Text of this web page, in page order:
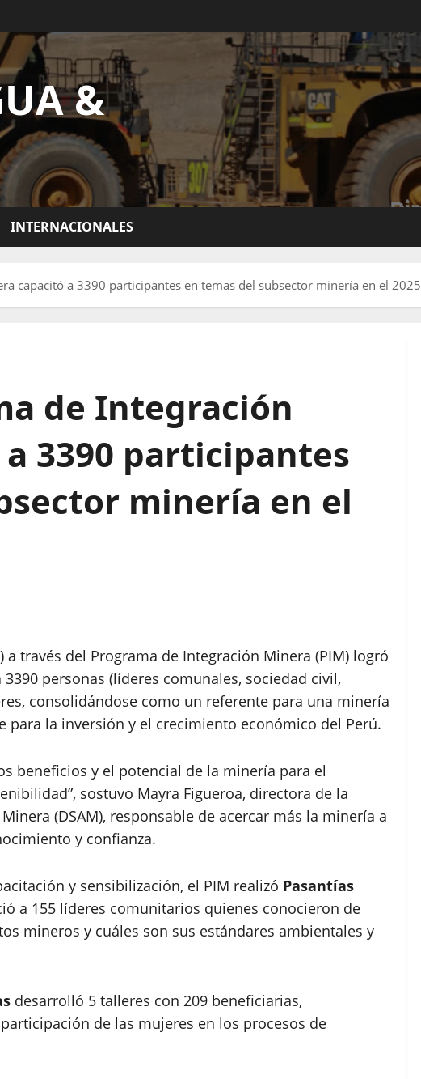
&
INTERNACIONALES
capacitó a 3390 participantes en temas del subsector minería en el 2025
de Integración
3390 participantes
minería en el
a través del Programa de Integración Minera (PIM) logró
personas (líderes comunales, sociedad civil,
consolidándose como un referente para una minería
para la inversión y el crecimiento económico del Perú.
beneficios y el potencial de la minería para el
sostuvo Mayra Figueroa, directora de la
(DSAM), responsable de acercar más la minería a
y confianza.
y sensibilización, el PIM realizó Pasantías
a 155 líderes comunitarios quienes conocieron de
mineros y cuáles son sus estándares ambientales y
desarrolló 5 talleres con 209 beneficiarias,
de las mujeres en los procesos de